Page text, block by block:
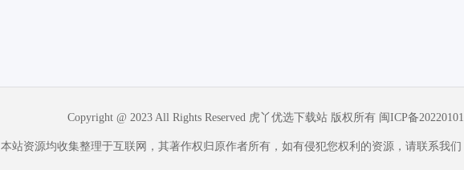
Copyright @ 2023 All Rights Reserved 虎丫优选下载站 版权所有 闽ICP备
本站资源均收集整理于互联网，其著作权归原作者所有，如有侵犯您权利的资源，请联系我们